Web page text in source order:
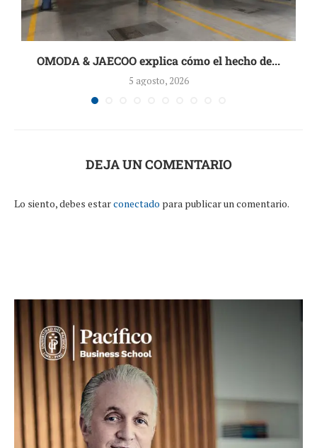
OMODA & JAECOO explica cómo el hecho de...
5 agosto, 2026
DEJA UN COMENTARIO
Lo siento, debes estarconectado para publicar un comentario.